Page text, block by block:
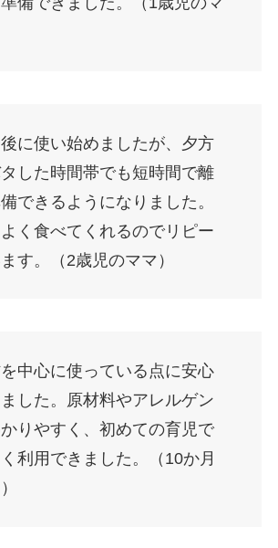
に使い始めましたが、夕方
した時間帯でも短時間で離
できるようになりました。
く食べてくれるのでリピー
す。（2歳児のママ）
中心に使っている点に安心
した。原材料やアレルゲン
りやすく、初めての育児で
利用できました。（10か月